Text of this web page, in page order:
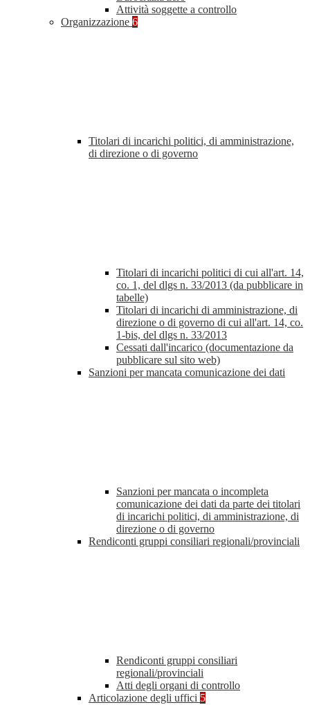
Attività soggette a controllo
Organizzazione 6
Titolari di incarichi politici, di amministrazione,
di direzione o di governo
Titolari di incarichi politici di cui all'art. 14,
co. 1, del dlgs n. 33/2013 (da pubblicare in
tabelle)
Titolari di incarichi di amministrazione, di
direzione o di governo di cui all'art. 14, co.
1-bis, del dlgs n. 33/2013
Cessati dall'incarico (documentazione da
pubblicare sul sito web)
Sanzioni per mancata comunicazione dei dati
Sanzioni per mancata o incompleta
comunicazione dei dati da parte dei titolari
di incarichi politici, di amministrazione, di
direzione o di governo
Rendiconti gruppi consiliari regionali/provinciali
Rendiconti gruppi consiliari
regionali/provinciali
Atti degli organi di controllo
Articolazione degli uffici 5